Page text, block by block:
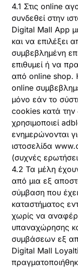
4.1 Στις online
συνδεθεί στην
Digital Mall App
και να επιλέξει
συμβεβλημένη
επιθυμεί ή να
από online
online
μόνο εάν το
cookies κατά την
χρησιμοποιεί
ενημερώνονται
ιστοσελίδα
(συχνές
4.2 Τα μέλη
από μια εξ
σύμβαση που
καταστήματος
χωρίς να
υπαναχώρησης
συμβάσεων εξ
Digital Mall